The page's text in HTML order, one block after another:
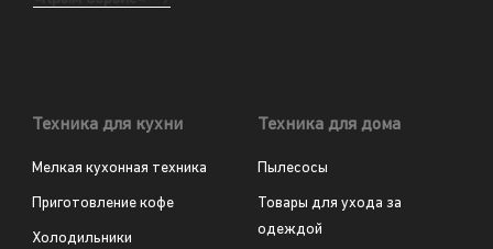
Техника для кухни
Мелкая кухонная техника
Приготовление кофе
Холодильники
Техника для дома
Пылесосы
Товары для ухода за
одеждой